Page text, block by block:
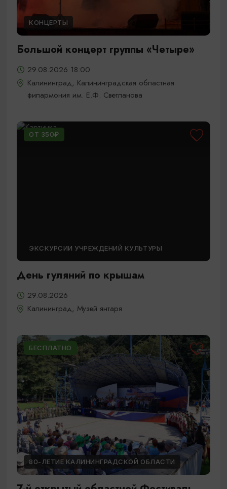
КОНЦЕРТЫ
Большой концерт группы «Четыре»
29.08.2026 18:00
Калининград, Калининградская областная
филармония им. Е.Ф. Светланова
ОТ 350₽
ЭКСКУРСИИ УЧРЕЖДЕНИЙ КУЛЬТУРЫ
День гуляний по крышам
29.08.2026
Калининград, Музей янтаря
БЕСПЛАТНО
80-ЛЕТИЕ КАЛИНИНГРАДСКОЙ ОБЛАСТИ